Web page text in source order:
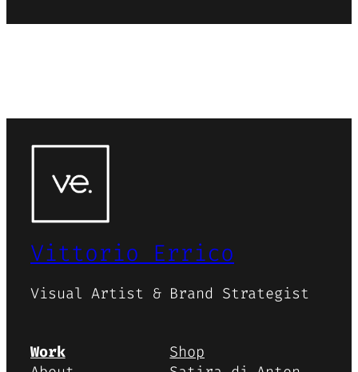
Vittorio Errico
Visual Artist & Brand Strategist
Work
Shop